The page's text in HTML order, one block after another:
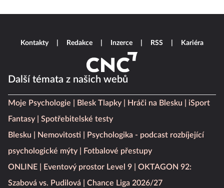
Další témata z našich webů
Moje Psychologie Blesk Tlapky Hráči na Blesku
iSport
Fantasy
Spotřebitelské testy
Blesku
Nemovitosti
Psychologika - podcast rozbíjející
psychologické mýty
Fotbalové přestupy
ONLINE
Eventový prostor Level 9
OKTAGON 92:
Szabová vs. Pudilová
Chance Liga 2026/27
Kontakty Redakce Inzerce RSS Kariéra